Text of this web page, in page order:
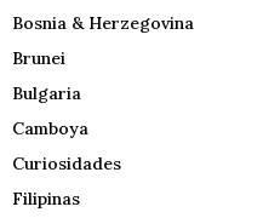
Bosnia & Herzegovina
Brunei
Bulgaria
Camboya
Curiosidades
Filipinas